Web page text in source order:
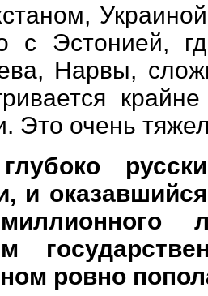
с Эстонией,
Нарвы,
Это очень
глубоко
и
ровно